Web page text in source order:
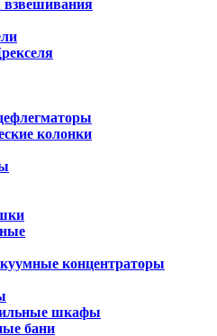
взвешивания
колонки
концентраторы
шкафы
бани